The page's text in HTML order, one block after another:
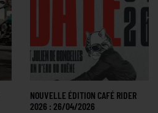
NOUVELLE ÉDITION CAFÉ RIDER
2026 : 26/04/2026